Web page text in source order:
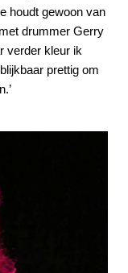
houdt gewoon van
drummer Gerry
verder kleur ik
prettig om